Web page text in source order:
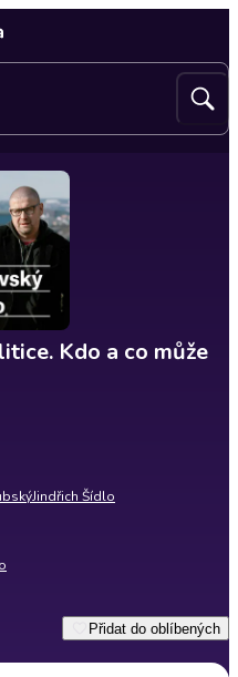
Kdo a co může
Jindřich Šídlo
Přidat do oblíbených